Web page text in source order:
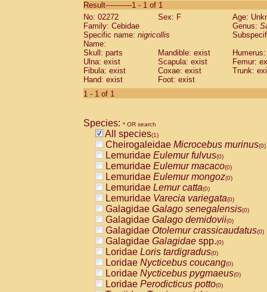
CebidaeSaguinus labiatus(0)
Cebidae Saguinus leucopus (0)
Cebidae
CebidaeSaguinus mystax
Cebidae Saguinus nigricollis (1)
Cebidae Saguinus oedipus
Cebidae Saguinus weddelli
Cebidae Saguinusspp.
Cebidae
CebidaeCebus capucinus
CebidaeCebus nigrivittatus
CebidaeCebus spp.(0)
CebidaeSaimiri boliviensis(0)
CebidaeSaimiri sciureus(0)
AtelidaeAlouatta caraya(0)
AtelidaeAlouatta fusca(0)
AtelidaeAlouatta seniculus(0)
AtelidaeAlouattaspp.(0)
AtelidaeAteles belzebuth(0)
AtelidaeAteles geoffroyi(0)
AtelidaeAteles paniscus(0)
AtelidaeAtelesspp.(0)
AtelidaeLagothrix lagothricha(0)
AtelidaeLagothrix lagothricha cana
PitheciidaeCacajao calvus
Result-----------1 - 1 of 1
No: 02272
Sex: F
Age:
Family: Cebidae
Genus:
Specific name: nigricollis
Name:
Skull: parts
Mandible: exist
Ulna: exist
Scapula: exist
Femur:
Fibula: exist
Coxae: exist
Trunk:
Hand: exist
Foot: exist
1 - 1 of 1
Species: * OR search
All species(1)
Cheirogaleidae Microcebus murinus(0)
Lemuridae Eulemur fulvus(0)
Lemuridae Eulemur macaco(0)
Lemuridae Eulemur mongoz(0)
Lemuridae Lemur catta(0)
Lemuridae Varecia variegata(0)
Galagidae Galago senegalensis(0)
Galagidae Galago demidovii(0)
Galagidae Otolemur crassicaudatus(0)
Galagidae Galagidae spp.(0)
Loridae Loris tardigradus(0)
Loridae Nycticebus coucang(0)
Loridae Nycticebus pygmaeus(0)
Loridae Perodicticus potto(0)